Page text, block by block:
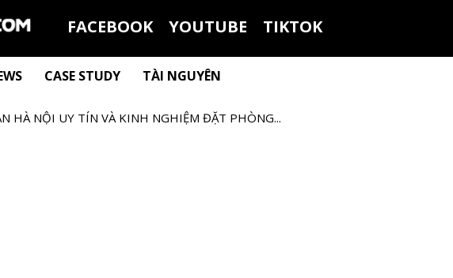
FACEBOOK YOUTUBE TIKTOK
CASE STUDY TÀI NGUYÊN
HÀ NỘI UY TÍN VÀ KINH NGHIỆM ĐẶT PHÒNG...